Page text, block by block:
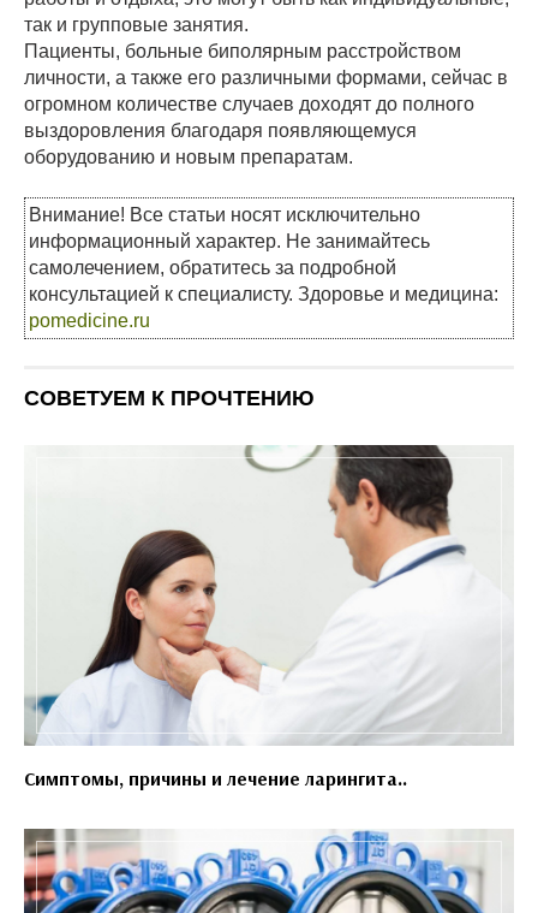
так и групповые занятия.
Пациенты, больные биполярным расстройством
личности, а также его различными формами, сейчас в
огромном количестве случаев доходят до полного
выздоровления благодаря появляющемуся
оборудованию и новым препаратам.
Внимание! Все статьи носят исключительно
информационный характер. Не занимайтесь
самолечением, обратитесь за подробной
консультацией к специалисту. Здоровье и медицина:
pomedicine.ru
СОВЕТУЕМ К ПРОЧТЕНИЮ
Симптомы, причины и лечение ларингита..